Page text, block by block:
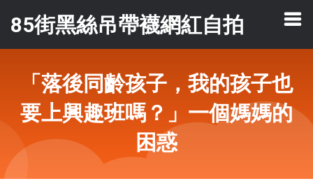
85街黑絲吊帶襪網紅自拍
「落後同齡孩子，我的孩子也
要上興趣班嗎？」一個媽媽的
困惑